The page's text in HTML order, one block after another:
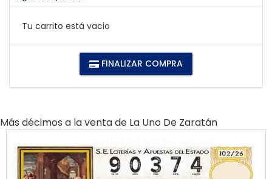
Tu carrito está vacio
FINALIZAR COMPRA
Más décimos a la venta de La Uno De Zaratán